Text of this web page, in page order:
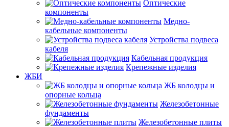
Оптические
компоненты
Медно-
кабельные компоненты
Устройства подвеса
кабеля
Кабельная продукция
Крепежные изделия
ЖБИ
ЖБ колодцы и
опорные кольца
Железобетонные
фундаменты
Железобетонные плиты